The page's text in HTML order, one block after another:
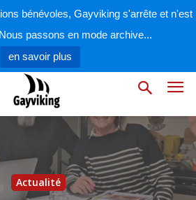
bénévoles, Gayviking s'arrête et n'est
passons en mode archive...
en savoir plus
Actualité